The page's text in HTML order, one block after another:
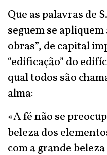
Que as palavras de
seguem se
obras”, de capital
“edificação” do
qual todos são
alma:
«A fé não se
beleza dos
com a grande